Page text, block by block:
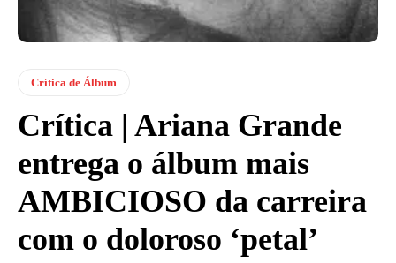
Crítica de Álbum
Crítica | Ariana Grande
entrega o álbum mais
AMBICIOSO da carreira
com o doloroso ‘petal’